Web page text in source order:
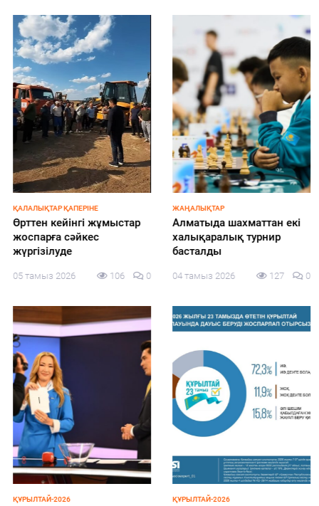
ҚАЛАЛЫҚТАР ҚАПЕРІНЕ
Өрттен кейінгі жұмыстар
жоспарға сәйкес
жүргізілуде
05 тамыз 2026 106 0
ҚҰРЫЛТАЙ-2026
ЖАҢАЛЫҚТАР
Алматыда шахматтан екі
халықаралық турнир
басталды
04 тамыз 2026 127 0
ҚҰРЫЛТАЙ-2026